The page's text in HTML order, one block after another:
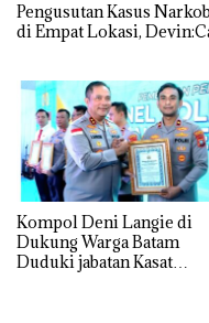
Pengusutan Kasus
di Empat Lokasi,
Kompol Deni Langie di
Dukung Warga Batam
Duduki jabatan Kasat